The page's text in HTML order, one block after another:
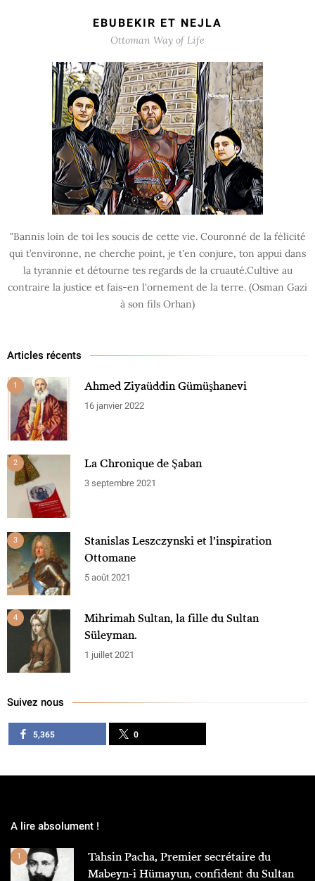
EBUBEKIR ET NEJLA
Ottoman Way of Life
"Bannis loin de toi les soucis de cette vie. Couronné de la félicité
qui t’environne, ne cherche point, je t'en conjure, ton appui dans
la tyrannie et détourne tes regards de la cruauté.Cultive au
contraire la justice et fais-en l'ornement de la terre. (Osman Gazi
à son fils Orhan)
Articles récents
1 Ahmed Ziyaüddin Gümüşhanevi
16 janvier 2022
2 La Chronique de Şaban
3 septembre 2021
3
Stanislas Leszczynski et l’inspiration
Ottomane
5 août 2021
4
Mihrimah Sultan, la fille du Sultan
Süleyman.
1 juillet 2021
Suivez nous
5,365 0
A lire absolument !
1
Tahsin Pacha, Premier secrétaire du
Mabeyn-i Hümayun, confident du Sultan